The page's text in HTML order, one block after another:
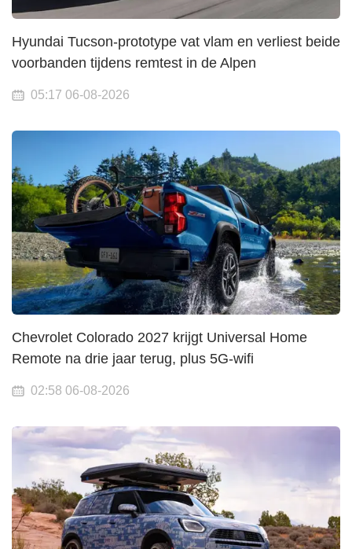
Hyundai Tucson-prototype vat vlam en verliest beide
voorbanden tijdens remtest in de Alpen
05:17 06-08-2026
Chevrolet Colorado 2027 krijgt Universal Home
Remote na drie jaar terug, plus 5G-wifi
02:58 06-08-2026